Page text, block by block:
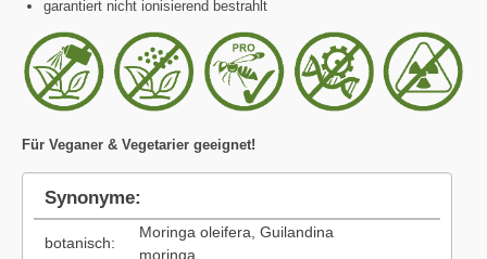
garantiert nicht ionisierend bestrahlt
Für Veganer & Vegetarier geeignet!
Synonyme:
botanisch:
Moringa oleifera, Guilandina
moringa